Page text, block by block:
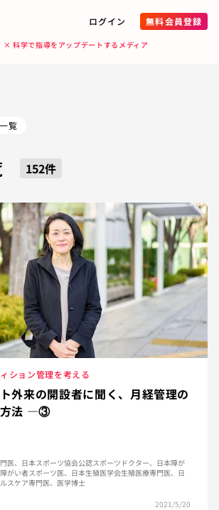
ログイン 無料会員登録
× 科学で指導をアップデートするメディア
覧
152件
ション管理を考える
外来の開設者に聞く、月経管理の
方法 —③
医、日本スポーツ協会公認スポーツドクター、日本障が
がい者スポーツ医、日本生殖医学会生殖医療専門医、日
スケア専門医、医学博士
2021/5/20